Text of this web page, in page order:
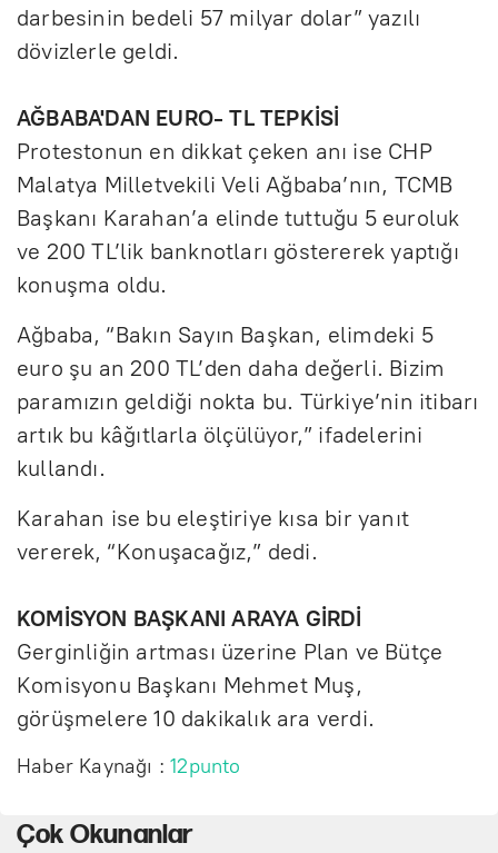
darbesinin bedeli 57 milyar dolar” yazılı
dövizlerle geldi.
AĞBABA'DAN EURO- TL TEPKİSİ
Protestonun en dikkat çeken anı ise CHP
Malatya Milletvekili Veli Ağbaba’nın, TCMB
Başkanı Karahan’a elinde tuttuğu 5 euroluk
ve 200 TL’lik banknotları göstererek yaptığı
konuşma oldu.
Ağbaba, “Bakın Sayın Başkan, elimdeki 5
euro şu an 200 TL’den daha değerli. Bizim
paramızın geldiği nokta bu. Türkiye’nin itibarı
artık bu kâğıtlarla ölçülüyor,” ifadelerini
kullandı.
Karahan ise bu eleştiriye kısa bir yanıt
vererek, “Konuşacağız,” dedi.
KOMİSYON BAŞKANI ARAYA GİRDİ
Gerginliğin artması üzerine Plan ve Bütçe
Komisyonu Başkanı Mehmet Muş,
görüşmelere 10 dakikalık ara verdi.
Haber Kaynağı :12punto
Çok Okunanlar